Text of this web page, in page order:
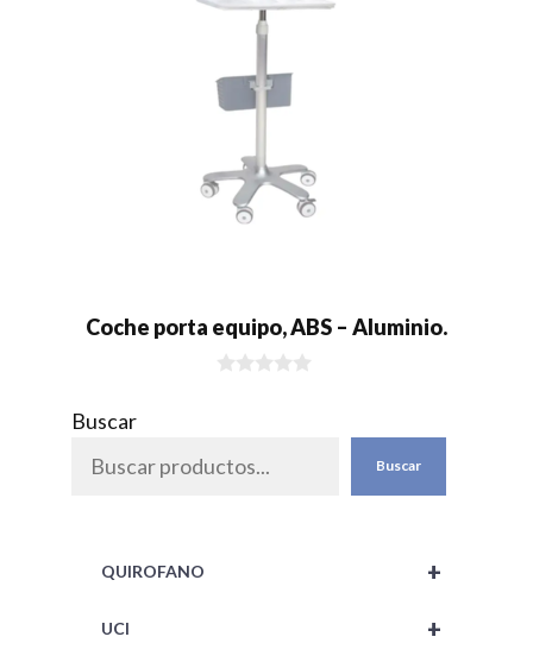
Coche porta equipo, ABS – Aluminio.
Buscar
Buscar
+
QUIROFANO
+
UCI